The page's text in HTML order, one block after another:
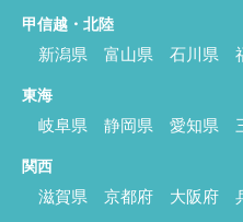
甲信越・北陸
新潟県 富山県 石川県
東海
岐阜県 静岡県 愛知県
関西
滋賀県 京都府 大阪府